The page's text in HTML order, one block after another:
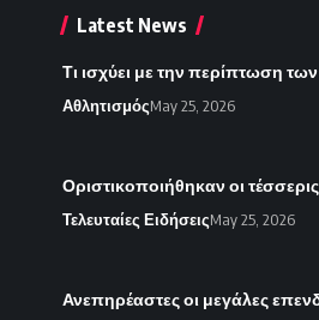
Latest News
Τι ισχύει με την περίπτωση
ΑθλητισμόςMay 25, 2026
Οριστικοποιήθηκαν οι
Τελευταίες ΕιδήσειςMay 25, 2026
Ανεπηρέαστες οι μεγάλες